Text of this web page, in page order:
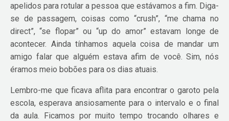
apelidos para rotular a pessoa que estávamos a fim. Diga-
se de passagem, coisas como “crush”, “me chama no
direct”, “se flopar” ou “up do amor” estavam longe de
acontecer. Ainda tínhamos aquela coisa de mandar um
amigo falar que alguém estava afim de você. Sim, nós
éramos meio bobões para os dias atuais.
Lembro-me que ficava aflita para encontrar o garoto pela
escola, esperava ansiosamente para o intervalo e o final
da aula. Ficamos por muito tempo trocando olhares e